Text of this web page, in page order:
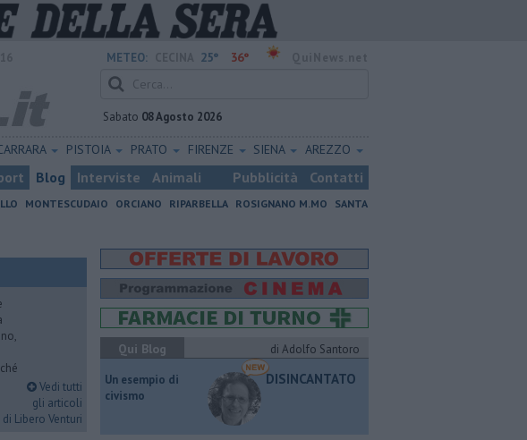
METEO: 25° 36°
Sabato 08 Agosto 2026
PISTOIA PRATO FIRENZE SIENA AREZZO
Blog Interviste Animali Pubblicità Contatti
MONTESCUDAIO ORCIANO RIPARBELLA ROSIGNANO M.MO
SANTA
Vedi tutti
gli articoli
Libero Venturi
Qui Blog
di Adolfo Santoro
​Un esempio di
civismo
DISINCANTATO